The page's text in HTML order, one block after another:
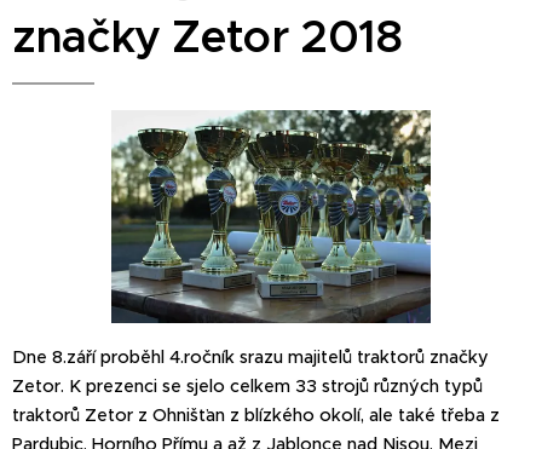
značky Zetor 2018
Dne 8.září proběhl 4.ročník srazu majitelů traktorů značky
Zetor. K prezenci se sjelo celkem 33 strojů různých typů
traktorů Zetor z Ohnišťan z blízkého okolí, ale také třeba z
Pardubic, Horního Přímu a až z Jablonce nad Nisou. Mezi